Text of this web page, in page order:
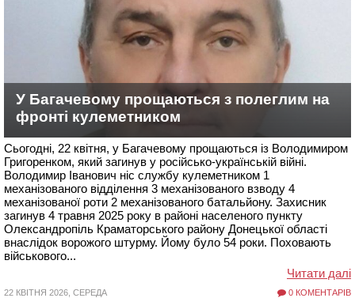
У Багачевому прощаються з полеглим на
фронті кулеметником
Сьогодні, 22 квітня, у Багачевому прощаються із Володимиром
Григоренком, який загинув у російсько-українській війні.
Володимир Іванович ніс службу кулеметником 1
механізованого відділення 3 механізованого взводу 4
механізованої роти 2 механізованого батальйону. Захисник
загинув 4 травня 2025 року в районі населеного пункту
Олександропіль Краматорського району Донецької області
внаслідок ворожого штурму. Йому було 54 роки. Поховають
військового...
Читати далі
22 КВІТНЯ 2026, СЕРЕДА 0 КОМЕНТАРІВ